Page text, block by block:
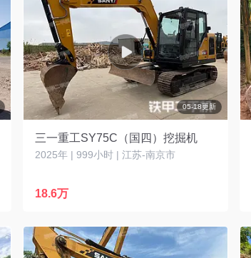
05-18更新
三一重工SY75C（国四）挖掘机
2025年 | 999小时 | 江苏-南京市
18.6万